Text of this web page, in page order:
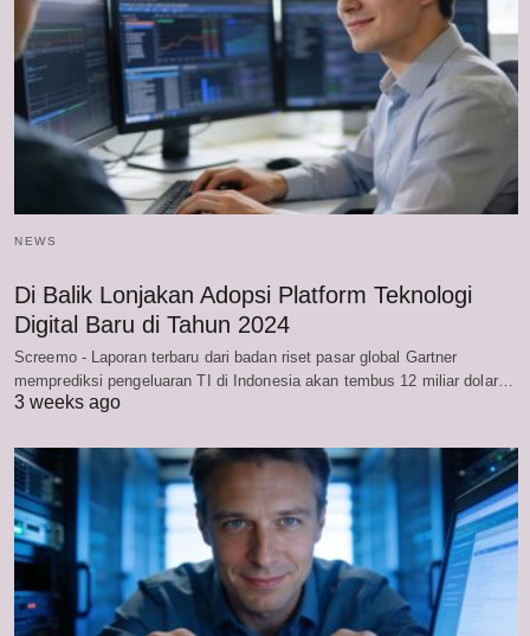
NEWS
Di Balik Lonjakan Adopsi Platform Teknologi
Digital Baru di Tahun 2024
Screemo - Laporan terbaru dari badan riset pasar global Gartner
memprediksi pengeluaran TI di Indonesia akan tembus 12 miliar dolar…
3 weeks ago